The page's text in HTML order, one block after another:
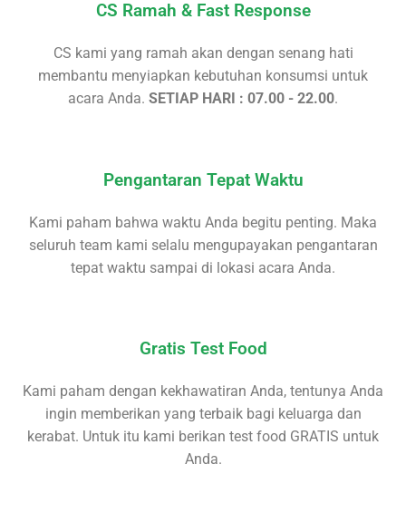
CS Ramah & Fast Response
CS kami yang ramah akan dengan senang hati
membantu menyiapkan kebutuhan konsumsi untuk
acara Anda. SETIAP HARI : 07.00 - 22.00.
Pengantaran Tepat Waktu
Kami paham bahwa waktu Anda begitu penting. Maka
seluruh team kami selalu mengupayakan pengantaran
tepat waktu sampai di lokasi acara Anda.
Gratis Test Food
Kami paham dengan kekhawatiran Anda, tentunya Anda
ingin memberikan yang terbaik bagi keluarga dan
kerabat. Untuk itu kami berikan test food GRATIS untuk
Anda.